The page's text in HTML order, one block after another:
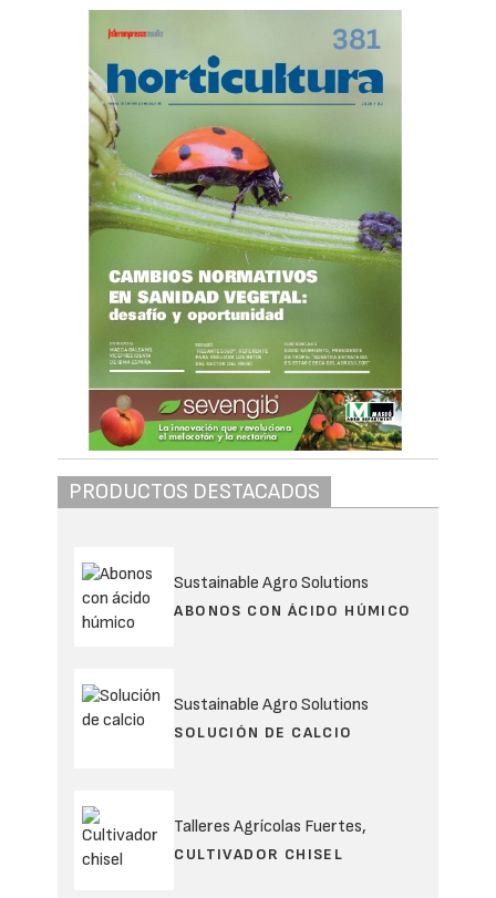
PRODUCTOS DESTACADOS
Sustainable Agro Solutions
ABONOS CON ÁCIDO HÚMICO
Sustainable Agro Solutions
SOLUCIÓN DE CALCIO
Talleres Agrícolas Fuertes,
CULTIVADOR CHISEL